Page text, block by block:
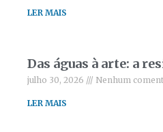
LER MAIS
Das águas à arte: a
julho 30, 2026 Nenhum
LER MAIS